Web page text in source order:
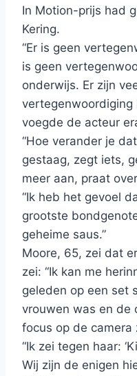
In Motion-prijs had
Kering.
“Er is geen
is geen
onderwijs. Er zijn
vertegenwoordiging
voegde de acteur
“Hoe verander je
gestaag, zegt iets,
meer aan, praat
“Ik heb het gevoel
grootste
geheime saus.”
Moore, 65, zei dat
zei: “Ik kan me
geleden op een set
vrouwen was en de
focus op de camera
“Ik zei tegen haar:
Wij zijn de enigen